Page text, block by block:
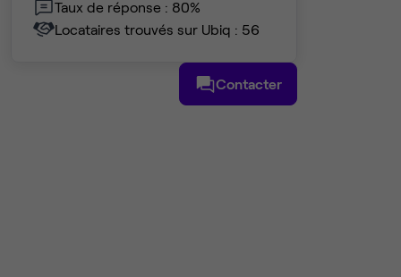
Taux de réponse : 80%
Locataires trouvés sur Ubiq : 56
Contacter